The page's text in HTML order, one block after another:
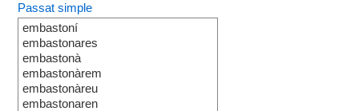
Passat simple
embastoní
embastonares
embastonà
embastonàrem
embastonàreu
embastonaren